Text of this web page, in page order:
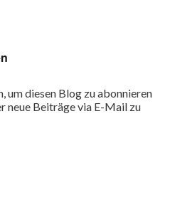
um diesen Blog zu abonnieren
neue Beiträge via E-Mail zu